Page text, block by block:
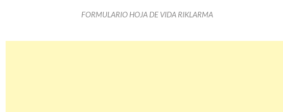
FORMULARIO HOJA DE VIDA RIKLARMA